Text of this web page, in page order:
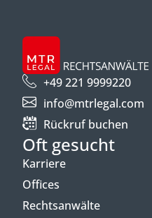
+49 221 9999220
info@mtrlegal.com
Rückruf buchen
Oft gesucht
Karriere
Offices
Rechtsanwälte